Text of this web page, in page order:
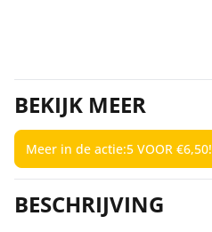
BEKIJK MEER
Meer in de actie:5 VOOR €6,50!
BESCHRIJVING